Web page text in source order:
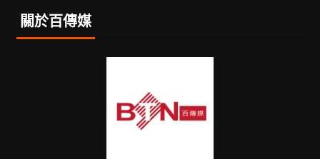
關於百傳媒